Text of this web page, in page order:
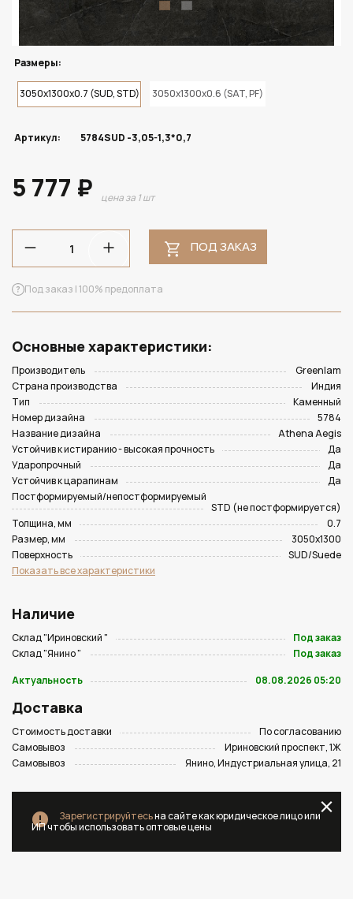
Размеры:
3050x1300x0.7 (SUD, STD) 3050x1300x0.6 (SAT, PF)
Артикул: 5784SUD -3,05-1,3*0,7
5 777 ₽ цена за 1 шт
ПОД ЗАКАЗ
Под заказ | 100% предоплата
Основные характеристики:
Производитель
Greenlam
Страна производства
Индия
Тип
Каменный
Номер дизайна
5784
Название дизайна
Athena Aegis
Устойчив к истиранию - высокая прочность
Да
Ударопрочный
Да
Устойчив к царапинам
Да
Постформируемый/непостформируемый
STD (не постформируется)
Толщина, мм
0.7
Размер, мм
3050х1300
Поверхность
SUD/Suede
Показать все характеристики
Наличие
Склад "Ириновский "
Под заказ
Склад "Янино "
Под заказ
Актуальность
08.08.2026 05:20
Доставка
Стоимость доставки
По согласованию
Самовывоз
Ириновский проспект, 1Ж
Самовывоз
Янино, Индустриальная улица, 21
Зарегистрируйтесьна сайте как юридическое лицо или
ИП чтобы использовать оптовые цены